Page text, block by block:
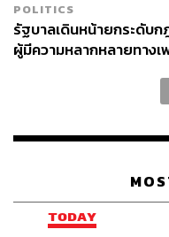
POLITICS
รัฐบาลเดินหน้ายกระดับ
ผู้มีความหลากหลายทาง
TODAY